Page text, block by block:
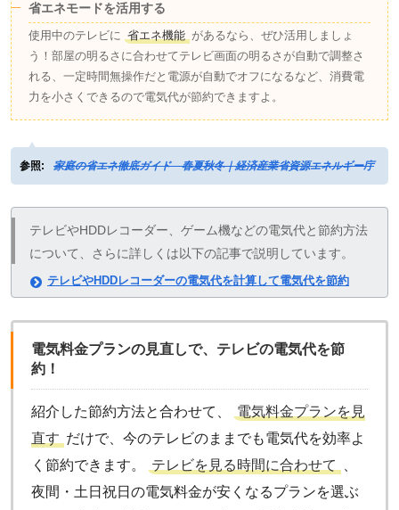
省エネモードを活用する
使用中のテレビに 省エネ機能 があるなら、ぜひ活用しましょ
う！部屋の明るさに合わせてテレビ画面の明るさが自動で調整さ
れる、一定時間無操作だと電源が自動でオフになるなど、消費電
力を小さくできるので電気代が節約できますよ。
参照: 家庭の省エネ徹底ガイド 春夏秋冬｜経済産業省資源エネルギー庁
テレビやHDDレコーダー、ゲーム機などの電気代と節約方法
について、さらに詳しくは以下の記事で説明しています。
テレビやHDDレコーダーの電気代を計算して電気代を節約
電気料金プランの見直しで、テレビの電気代を節
約！
紹介した節約方法と合わせて、
電気料金プランを見
直す だけで、今のテレビのままでも電気代を効率よ
く節約できます。
テレビを見る時間に合わせて
夜間・土日祝日の電気料金が安くなるプランを選ぶ